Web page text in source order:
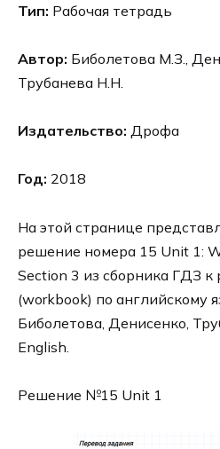
Тип: Рабочая тетрадь
Автор: Биболетова М.З.,
Трубанева Н.Н.
Издательство: Дрофа
Год: 2018
На этой странице
решение номера 15 Unit 1:
Section 3 из сборника ГДЗ к
(workbook) по английскому
Биболетова, Денисенко,
English.
Решение №15 Unit 1